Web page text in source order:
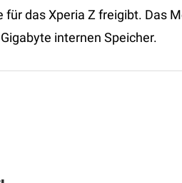
für das Xperia Z freigibt. Das
internen Speicher.